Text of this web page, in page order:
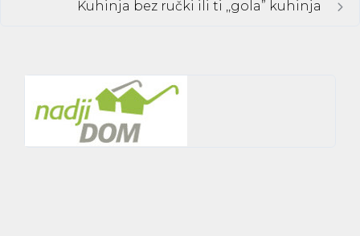
Kuhinja bez ručki ili ti ,,gola” kuhinja